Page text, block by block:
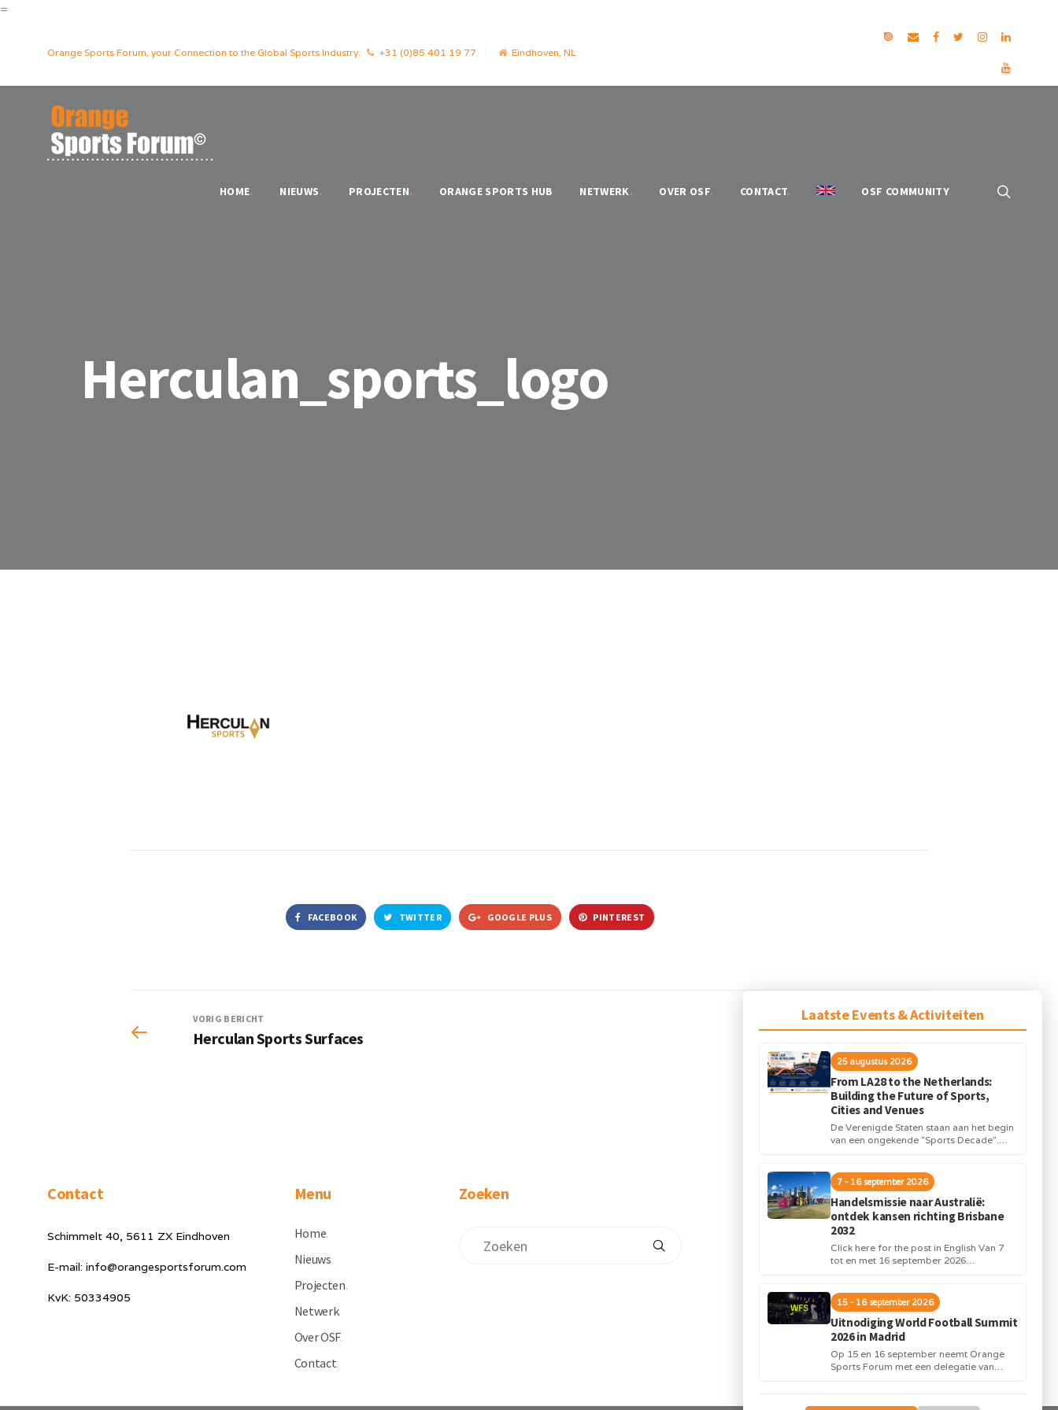
Laatste Events & Activiteiten
25 augustus 2026
From LA28 to the Netherlands:
Building the Future of Sports,
Cities and Venues
De Verenigde Staten staan aan het begin
van een ongekende “Sports Decade”.
infrastructuur...
7 - 16 september 2026
Handelsmissie naar Australië:
ontdek kansen richting Brisbane
2032
Click here for the post in English Van 7
tot en met 16 september 2026
15 - 16 september 2026
Uitnodiging World Football Summit
2026 in Madrid
Op 15 en 16 september neemt Orange
Sports Forum met een delegatie van
=
Orange Sports Forum, your Connection to the Global Sports Industry. +31 (0)85 401 19 77 Eindhoven, NL
HOME. NIEUWS. PROJECTEN. ORANGE SPORTS HUB NETWERK. OVER OSF. CONTACT. OSF COMMUNITY
Herculan_sports_logo
FACEBOOK TWITTER GOOGLE PLUS PINTEREST
VORIG BERICHT
Herculan Sports Surfaces
Contact
Schimmelt 40, 5611 ZX Eindhoven
E-mail: info@orangesportsforum.com
KvK: 50334905
Menu
Home.
Nieuws.
Projecten.
Netwerk.
Over OSF.
Contact.
Zoeken